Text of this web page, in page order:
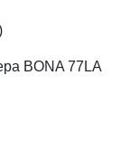
BONA 77LA